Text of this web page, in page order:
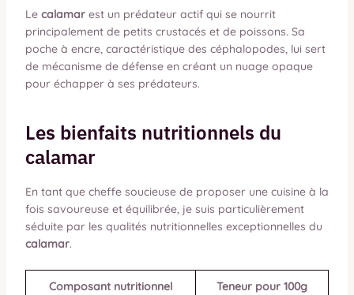
Le calamarest un prédateur actif qui se nourrit
principalement de petits crustacés et de poissons. Sa
poche à encre, caractéristique des céphalopodes, lui sert
de mécanisme de défense en créant un nuage opaque
pour échapper à ses prédateurs.
Les bienfaits nutritionnels du
calamar
En tant que cheffe soucieuse de proposer une cuisine à la
fois savoureuse et équilibrée, je suis particulièrement
séduite par les qualités nutritionnelles exceptionnelles du
calamar.
Composant nutritionnel Teneur pour 100g